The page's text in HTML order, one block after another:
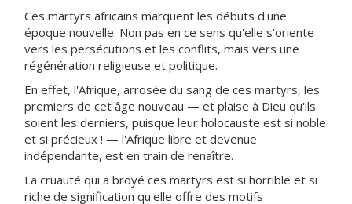
Ces martyrs africains marquent les débuts d'une
époque nouvelle. Non pas en ce sens qu'elle s'oriente
vers les persécutions et les conflits, mais vers une
régénération religieuse et politique.
En effet, l'Afrique, arrosée du sang de ces martyrs, les
premiers de cet âge nouveau — et plaise à Dieu qu'ils
soient les derniers, puisque leur holocauste est si noble
et si précieux ! — l'Afrique libre et devenue
indépendante, est en train de renaître.
La cruauté qui a broyé ces martyrs est si horrible et si
riche de signification qu'elle offre des motifs